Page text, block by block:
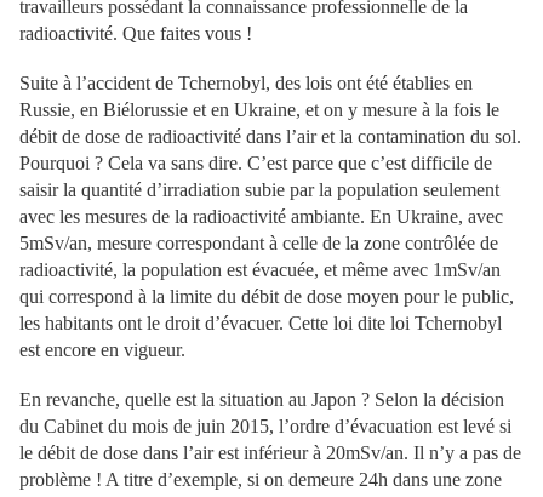
travailleurs possédant la connaissance professionnelle de la
radioactivité. Que faites vous !
Suite à l’accident de Tchernobyl, des lois ont été établies en
Russie, en Biélorussie et en Ukraine, et on y mesure à la fois le
débit de dose de radioactivité dans l’air et la contamination du sol.
Pourquoi ? Cela va sans dire. C’est parce que c’est difficile de
saisir la quantité d’irradiation subie par la population seulement
avec les mesures de la radioactivité ambiante. En Ukraine, avec
5mSv/an, mesure correspondant à celle de la zone contrôlée de
radioactivité, la population est évacuée, et même avec 1mSv/an
qui correspond à la limite du débit de dose moyen pour le public,
les habitants ont le droit d’évacuer. Cette loi dite loi Tchernobyl
est encore en vigueur.
En revanche, quelle est la situation au Japon ? Selon la décision
du Cabinet du mois de juin 2015, l’ordre d’évacuation est levé si
le débit de dose dans l’air est inférieur à 20mSv/an. Il n’y a pas de
problème ! A titre d’exemple, si on demeure 24h dans une zone